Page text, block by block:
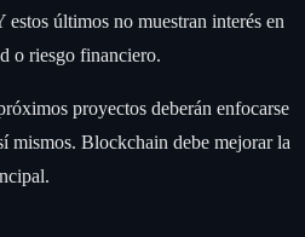
últimos no muestran interés en
o riesgo financiero.
proyectos deberán enfocarse
mismos. Blockchain debe mejorar la